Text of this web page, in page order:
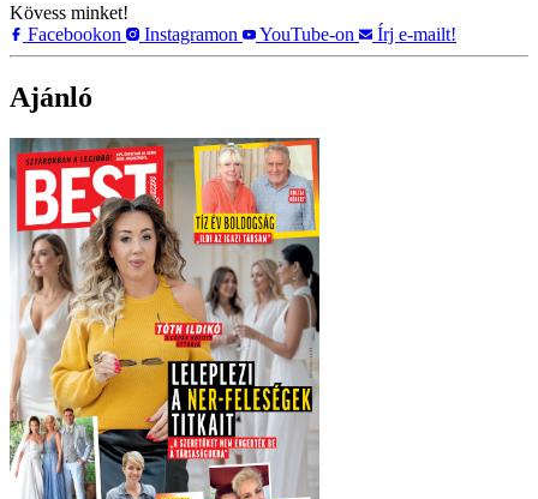
Kövess minket!
Facebookon
Instagramon YouTube-on Írj e-mailt!
Ajánló